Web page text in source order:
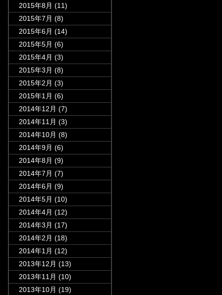
2015年8月 (11)
2015年7月 (8)
2015年6月 (14)
2015年5月 (6)
2015年4月 (3)
2015年3月 (8)
2015年2月 (3)
2015年1月 (6)
2014年12月 (7)
2014年11月 (3)
2014年10月 (8)
2014年9月 (6)
2014年8月 (9)
2014年7月 (7)
2014年6月 (9)
2014年5月 (10)
2014年4月 (12)
2014年3月 (17)
2014年2月 (18)
2014年1月 (12)
2013年12月 (13)
2013年11月 (10)
2013年10月 (19)